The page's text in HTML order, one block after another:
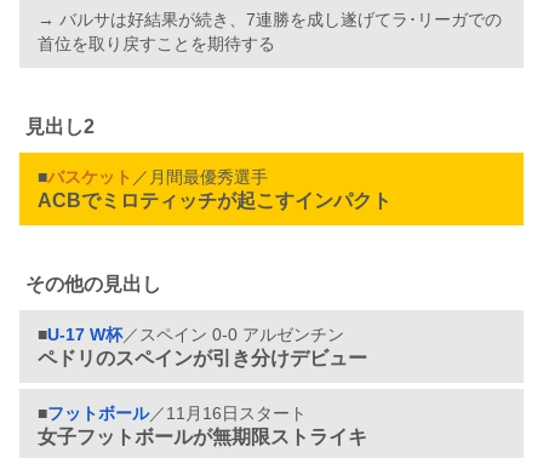
→ バルサは好結果が続き、7連勝を成し遂げてラ･リーガでの
首位を取り戻すことを期待する
見出し2
■バスケット ／月間最優秀選手
ACBでミロティッチが起こすインパクト
その他の見出し
■U-17 W杯／スペイン 0-0 アルゼンチン
ペドリのスペインが引き分けデビュー
■フットボール／11月16日スタート
女子フットボールが無期限ストライキ